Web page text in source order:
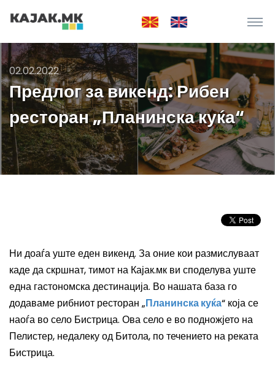
02.02.2022
Предлог за викенд: Рибен
ресторан „Планинска куќа“
Ни доаѓа уште еден викенд. За оние кои размислуваат
каде да скршнат, тимот на Кајак.мк ви споделува уште
една гастономска дестинација. Во нашата база го
додаваме рибниот ресторан „Планинска куќа“ која се
наоѓа во село Бистрица. Ова село е во подножјето на
Пелистер, недалеку од Битола, по течението на реката
Бистрица.